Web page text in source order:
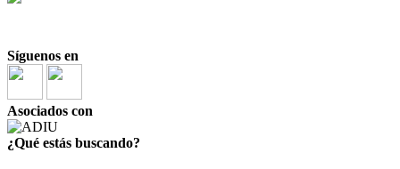
Síguenos en
Asociados con
¿Qué estás buscando?